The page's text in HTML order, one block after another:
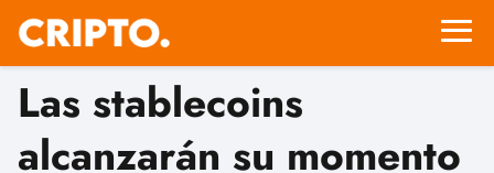
Las stablecoins
alcanzarán su momento